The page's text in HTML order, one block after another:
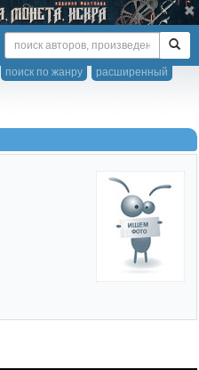
расширенный
поиск по жанру